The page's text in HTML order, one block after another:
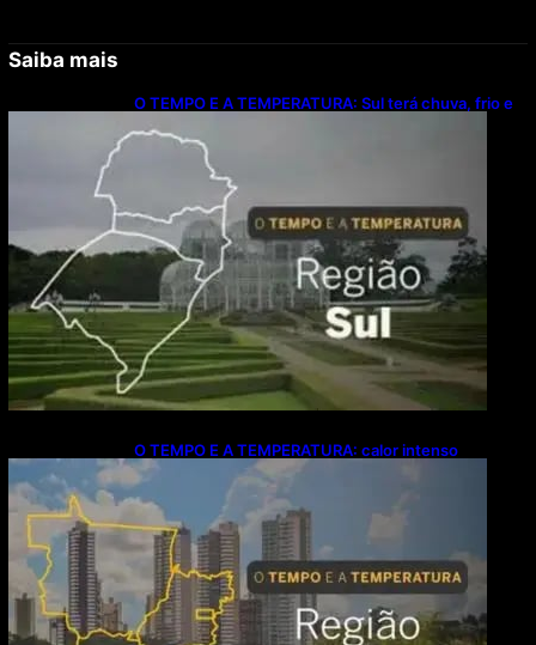
Saiba mais
O TEMPO E A TEMPERATURA: Sul terá chuva, frio e
O TEMPO E A TEMPERATURA: calor intenso
predomina no Centro-Oeste neste domingo (9)